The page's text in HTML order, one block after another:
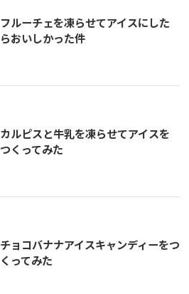
フルーチェを凍らせてアイスにした
らおいしかった件
カルピスと牛乳を凍らせてアイスを
つくってみた
チョコバナナアイスキャンディーをつ
くってみた